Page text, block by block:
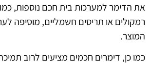
את הדימר למערכות בית חכם נוספות, כמו
רמקולים או תריסים חשמליים, מוסיפה
המוצר.
כמו כן, דימרים חכמים מציעים לרוב